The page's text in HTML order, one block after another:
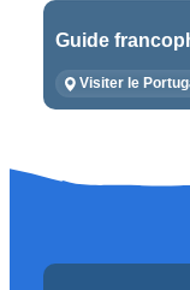
Guide
Visiter le